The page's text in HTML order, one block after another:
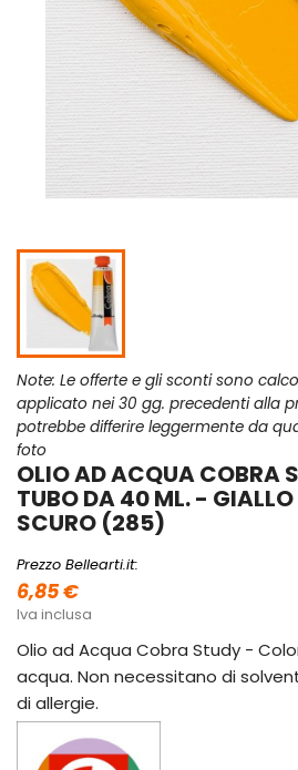
Note: Le offerte e gli sconti sono
applicato nei 30 gg. precedenti alla
potrebbe differire leggermente da
foto
OLIO AD ACQUA COBRA
TUBO DA 40 ML. - GIALLO
SCURO (285)
Prezzo Bellearti.it:
6,85 €
Iva inclusa
Olio ad Acqua Cobra Study -
acqua. Non necessitano di
di allergie.